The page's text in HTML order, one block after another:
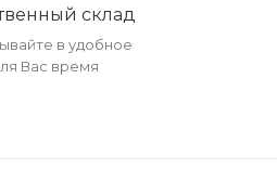
склад
в удобное
Вас время